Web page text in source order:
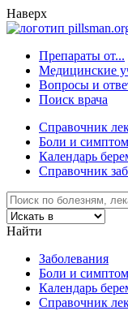
Наверх
Препараты от...
Медицинские
Вопросы и
Поиск врача
Справочник
Боли и
Календарь
Справочник
Найти
Заболевания
Боли и
Календарь
Справочник